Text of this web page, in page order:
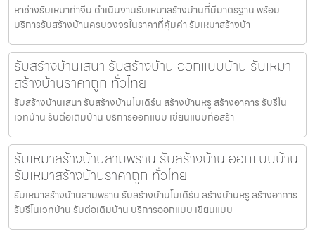
หาช่างรับเหมาท่าจีน ดำเนินงานรับเหมาสร้างบ้านที่มีมาตรฐาน พร้อม
บริการรับสร้างบ้านครบวงจรในราคาที่คุ้มค่า รับเหมาสร้างบ้า
รับสร้างบ้านเสนา รับสร้างบ้าน ออกแบบบ้าน รับเหมา
สร้างบ้านราคาถูก ทั่วไทย
รับสร้างบ้านเสนา รับสร้างบ้านโมเดิร์น สร้างบ้านหรู สร้างอาคาร รับรีโน
เวทบ้าน รับต่อเติมบ้าน บริการออกแบบ เขียนแบบก่อสร้า
รับเหมาสร้างบ้านสามพราน รับสร้างบ้าน ออกแบบบ้าน
รับเหมาสร้างบ้านราคาถูก ทั่วไทย
รับเหมาสร้างบ้านสามพราน รับสร้างบ้านโมเดิร์น สร้างบ้านหรู สร้างอาคาร
รับรีโนเวทบ้าน รับต่อเติมบ้าน บริการออกแบบ เขียนแบบ